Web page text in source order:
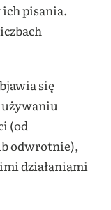
pisania.
się
(od
odwrotnie),
działaniami